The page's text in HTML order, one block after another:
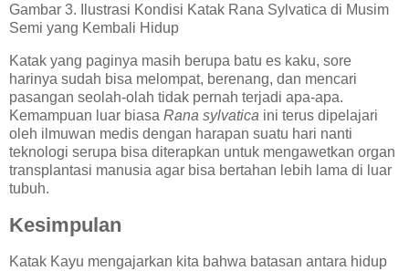
Gambar 3. Ilustrasi Kondisi Katak Rana Sylvatica di Musim
Semi yang Kembali Hidup
Katak yang paginya masih berupa batu es kaku, sore
harinya sudah bisa melompat, berenang, dan mencari
pasangan seolah-olah tidak pernah terjadi apa-apa.
Kemampuan luar biasa Rana sylvatica ini terus dipelajari
oleh ilmuwan medis dengan harapan suatu hari nanti
teknologi serupa bisa diterapkan untuk mengawetkan organ
transplantasi manusia agar bisa bertahan lebih lama di luar
tubuh.
Kesimpulan
Katak Kayu mengajarkan kita bahwa batasan antara hidup